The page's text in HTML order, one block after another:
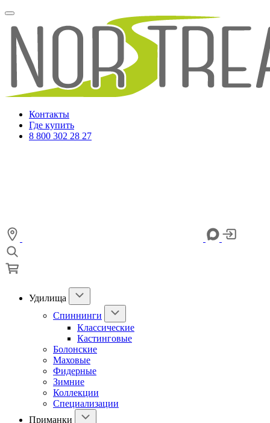
Контакты
Где купить
8 800 302 28 27
Удилища
Спиннинги
Классические
Кастинговые
Болонские
Маховые
Фидерные
Зимние
Коллекции
Специализации
Приманки